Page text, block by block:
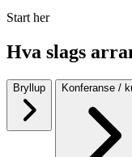
Start her
Hva slags
Bryllup Konferanse /